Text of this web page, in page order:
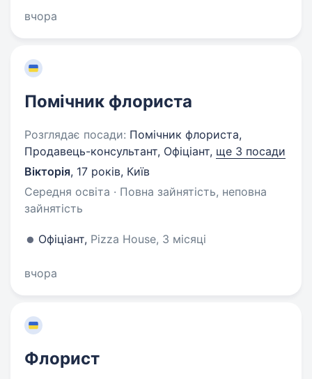
вчора
Помічник флориста
Розглядає посади: Помічник флориста,
Продавець-консультант, Офіціант, ще 3 посади
Вікторія, 17 років, Київ
Середня освіта · Повна зайнятість, неповна
зайнятість
Офіціант, Pizza House, 3 місяці
вчора
Флорист